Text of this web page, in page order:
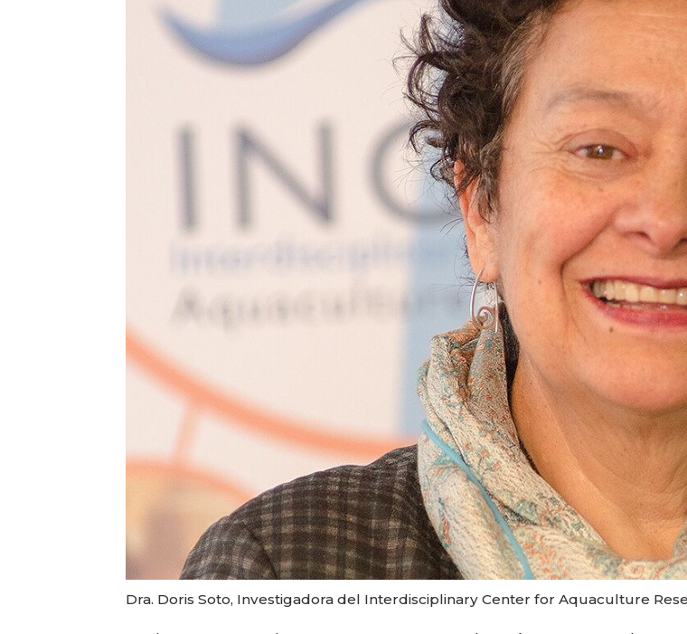
Dra. Doris Soto, Investigadora del Interdisciplinary Center for Aquaculture